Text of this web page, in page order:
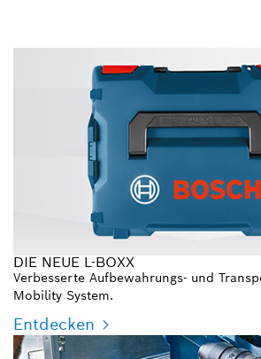
DIE NEUE L-BOXX
Verbesserte Aufbewahrungs- und
Mobility System.
Entdecken